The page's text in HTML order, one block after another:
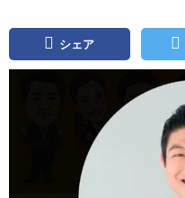
シェア